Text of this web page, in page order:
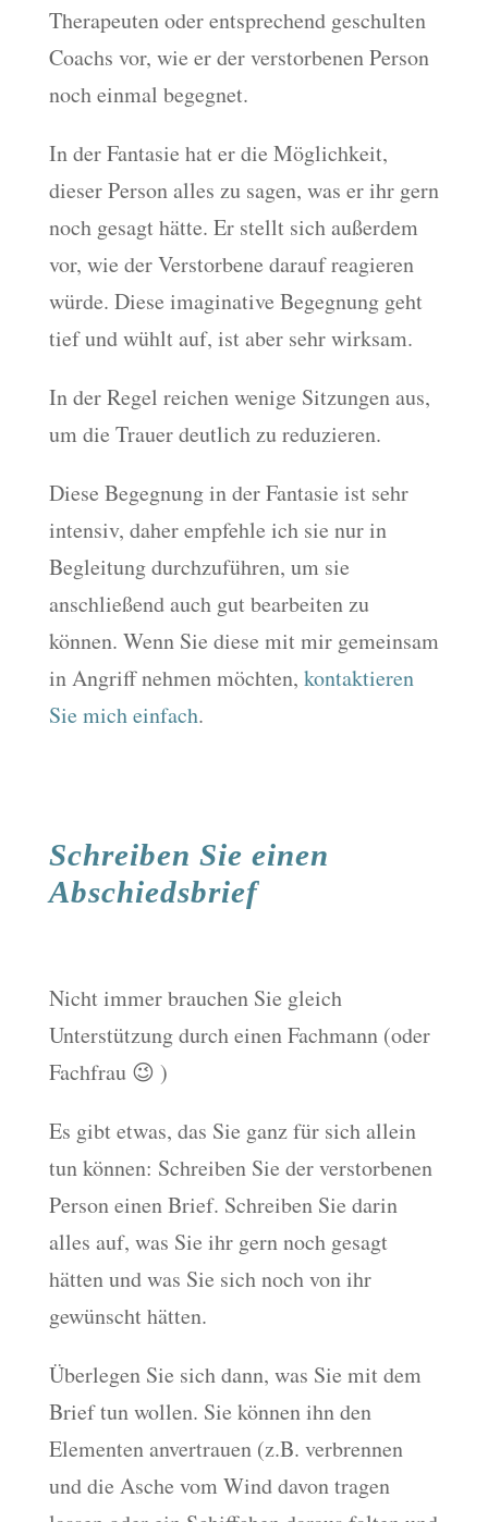
Therapeuten oder entsprechend geschulten
Coachs vor, wie er der verstorbenen Person
noch einmal begegnet.
In der Fantasie hat er die Möglichkeit,
dieser Person alles zu sagen, was er ihr gern
noch gesagt hätte. Er stellt sich außerdem
vor, wie der Verstorbene darauf reagieren
würde. Diese imaginative Begegnung geht
tief und wühlt auf, ist aber sehr wirksam.
In der Regel reichen wenige Sitzungen aus,
um die Trauer deutlich zu reduzieren.
Diese Begegnung in der Fantasie ist sehr
intensiv, daher empfehle ich sie nur in
Begleitung durchzuführen, um sie
anschließend auch gut bearbeiten zu
können. Wenn Sie diese mit mir gemeinsam
in Angriff nehmen möchten, kontaktieren
Sie mich einfach.
Schreiben Sie einen
Abschiedsbrief
Nicht immer brauchen Sie gleich
Unterstützung durch einen Fachmann (oder
Fachfrau 😉 )
Es gibt etwas, das Sie ganz für sich allein
tun können: Schreiben Sie der verstorbenen
Person einen Brief. Schreiben Sie darin
alles auf, was Sie ihr gern noch gesagt
hätten und was Sie sich noch von ihr
gewünscht hätten.
Überlegen Sie sich dann, was Sie mit dem
Brief tun wollen. Sie können ihn den
Elementen anvertrauen (z.B. verbrennen
und die Asche vom Wind davon tragen